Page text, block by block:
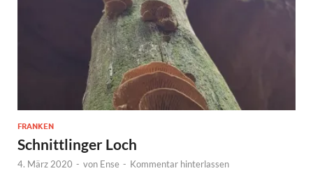
FRANKEN
Schnittlinger Loch
4. März 2020 - von Ense - Kommentar hinterlassen